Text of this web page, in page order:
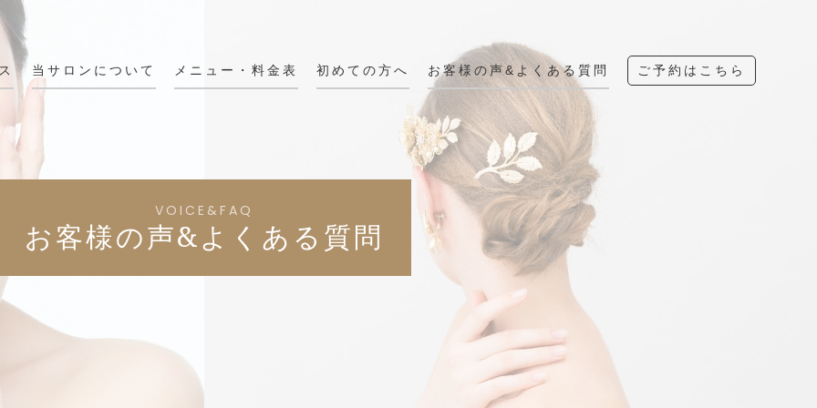
当サロンについて メニュー・料金表 初めての方へ お客様の声&よくある質問 ご予約はこちら
VOICE&FAQ
お客様の声&よくある質問